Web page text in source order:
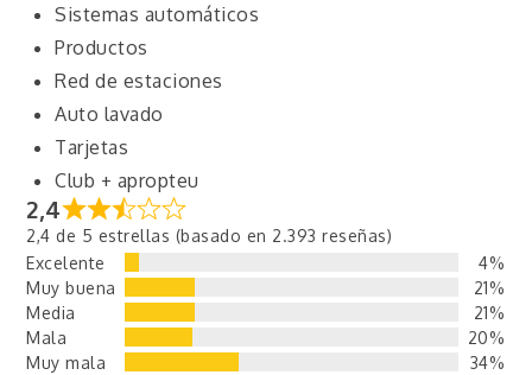
Sistemas automáticos
Productos
Red de estaciones
Auto lavado
Tarjetas
Club + apropteu
2,4
2,4 de 5 estrellas (basado en 2.393 reseñas)
Excelente
4%
Muy buena
21%
Media
21%
Mala
20%
Muy mala
34%